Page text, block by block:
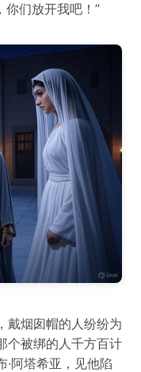
你们放开我吧！”
戴烟囱帽的人纷纷为
个被绑的人千方百计
阿塔希亚，见他陷